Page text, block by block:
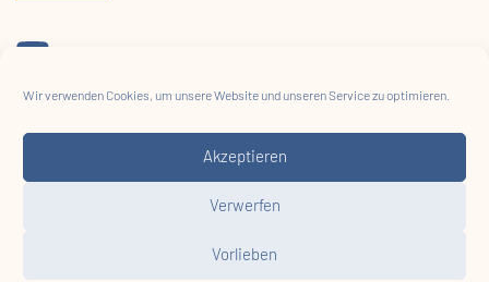
Wir verwenden Cookies, um unsere Website und unseren Service zu optimieren.
Akzeptieren
Verwerfen
Vorlieben
Projektförderung